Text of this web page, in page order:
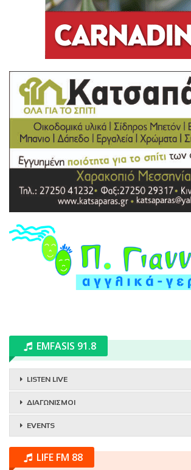
EMFASIS 91.8
LISTEN LIVE
ΔΙΑΓΩΝΙΣΜΟΙ
EVENTS
LIFE FM 88